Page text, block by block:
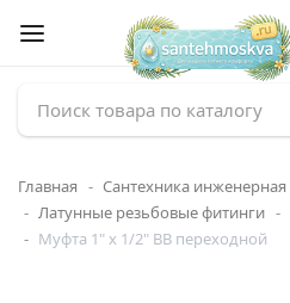
Главная Сантехника инженерная
Латунные резьбовые фитинги
Муфта 1" x 1/2" ВВ переходной